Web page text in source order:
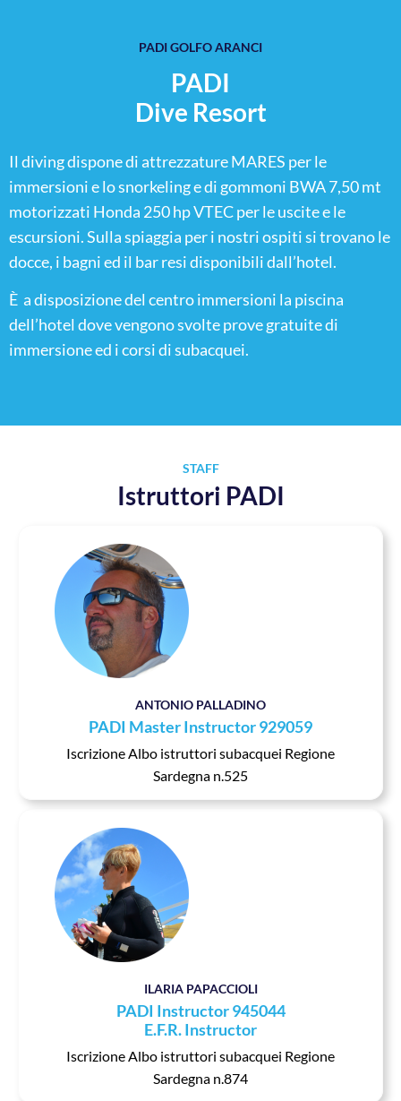
PADI GOLFO ARANCI
PADI
Dive Resort
Il diving dispone di attrezzature MARES per le
immersioni e lo snorkeling e di gommoni BWA 7,50 mt
motorizzati Honda 250 hp VTEC per le uscite e le
escursioni. Sulla spiaggia per i nostri ospiti si trovano le
docce, i bagni ed il bar resi disponibili dall’hotel.
È a disposizione del centro immersioni la piscina
dell’hotel dove vengono svolte prove gratuite di
immersione ed i corsi di subacquei.
STAFF
Istruttori PADI
ANTONIO PALLADINO
PADI Master Instructor 929059
Iscrizione Albo istruttori subacquei Regione
Sardegna n.525
ILARIA PAPACCIOLI
PADI Instructor 945044
E.F.R. Instructor
Iscrizione Albo istruttori subacquei Regione
Sardegna n.874